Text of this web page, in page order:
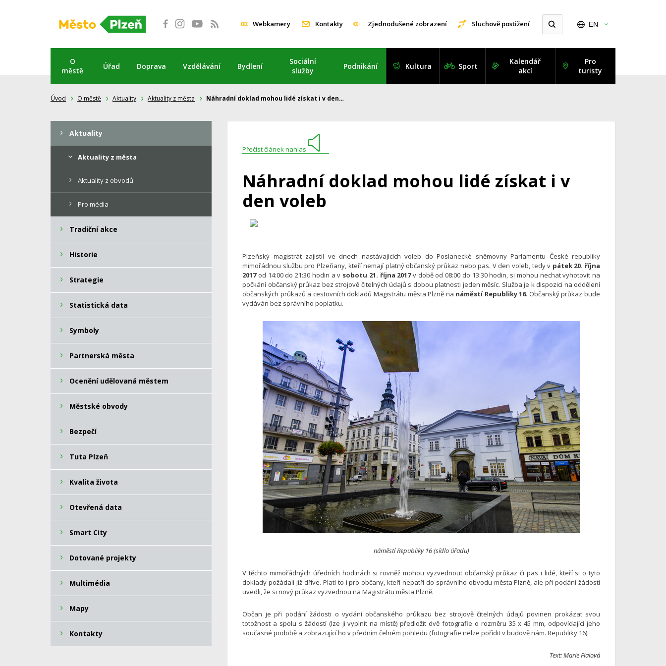
Webkamery Kontakty Zjednodušené zobrazení Sluchově postižení EN
O
městě
Úřad Doprava Vzdělávání Bydlení
Sociální
služby
Podnikání Kultura Sport
Kalendář
akcí
Pro
turisty
Úvod O městě Aktuality Aktuality z města Náhradní doklad mohou lidé získat i v den…
Přečíst článek nahlas
Náhradní doklad mohou lidé získat i v
den voleb
Plzeňský magistrát zajistil ve dnech nastávajících voleb do Poslanecké sněmovny Parlamentu České republiky
mimořádnou službu pro Plzeňany, kteří nemají platný občanský průkaz nebo pas. V den voleb, tedy v pátek 20. října
2017od 14:00 do 21:30 hodin a v sobotu 21. října 2017v době od 08:00 do 13:30 hodin, si mohou nechat vyhotovit na
počkání občanský průkaz bez strojově čitelných údajů s dobou platnosti jeden měsíc. Služba je k dispozici na oddělení
občanských průkazů a cestovních dokladů Magistrátu města Plzně na náměstí Republiky 16. Občanský průkaz bude
vydáván bez správního poplatku.
náměstí Republiky 16 (sídlo úřadu)
V těchto mimořádných úředních hodinách si rovněž mohou vyzvednout občanský průkaz či pas i lidé, kteří si o tyto
doklady požádali již dříve. Platí to i pro občany, kteří nepatří do správního obvodu města Plzně, ale při podání žádosti
uvedli, že si nový průkaz vyzvednou na Magistrátu města Plzně.
Občan je při podání žádosti o vydání občanského průkazu bez strojově čitelných údajů povinen prokázat svou
totožnost a spolu s žádostí (lze ji vyplnit na místě) předložit dvě fotografie o rozměru 35 x 45 mm, odpovídající jeho
současné podobě a zobrazující ho v předním čelném pohledu (fotografie nelze pořídit v budově nám. Republiky 16).
Text: Marie Fialová
Aktuality
Aktuality z města
Aktuality z obvodů
Pro média
Tradiční akce
Historie
Strategie
Statistická data
Symboly
Partnerská města
Ocenění udělovaná městem
Městské obvody
Bezpečí
Tuta Plzeň
Kvalita života
Otevřená data
Smart City
Dotované projekty
Multimédia
Mapy
Kontakty